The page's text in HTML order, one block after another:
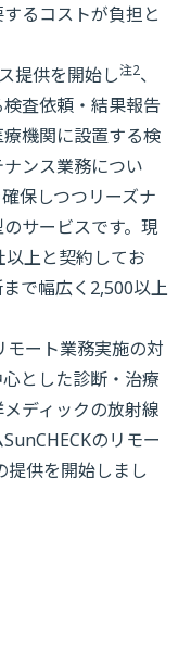
るコストが負担と
提供を開始し注2、
査依頼・結果報告
機関に設置する検
ンス業務につい
保しつつリーズナ
サービスです。現
上と契約してお
で幅広く2,500以上
ート業務実施の対
とした診断・治療
ディックの放射線
のリモー
提供を開始しまし